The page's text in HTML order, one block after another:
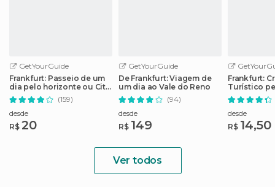
GetYourGuide
Frankfurt: Passeio de um
dia pelo horizonte ou City
Tour expresso(159)
desde
R$ 20
GetYourGuide
De Frankfurt: Viagem de
um dia ao Vale do Reno
(94)
desde
R$ 149
Frankfurt:
Turístico
com
desde
R$ 14,50
Ver todos